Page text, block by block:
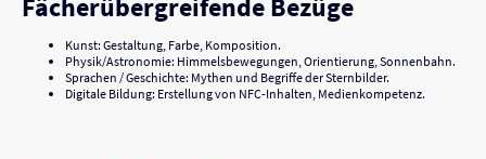
Fächerübergreifende Bezüge
Kunst: Gestaltung, Farbe, Komposition.
Physik/Astronomie: Himmelsbewegungen, Orientierung, Sonnenbahn.
Sprachen / Geschichte: Mythen und Begriffe der Sternbilder.
Digitale Bildung: Erstellung von NFC-Inhalten, Medienkompetenz.